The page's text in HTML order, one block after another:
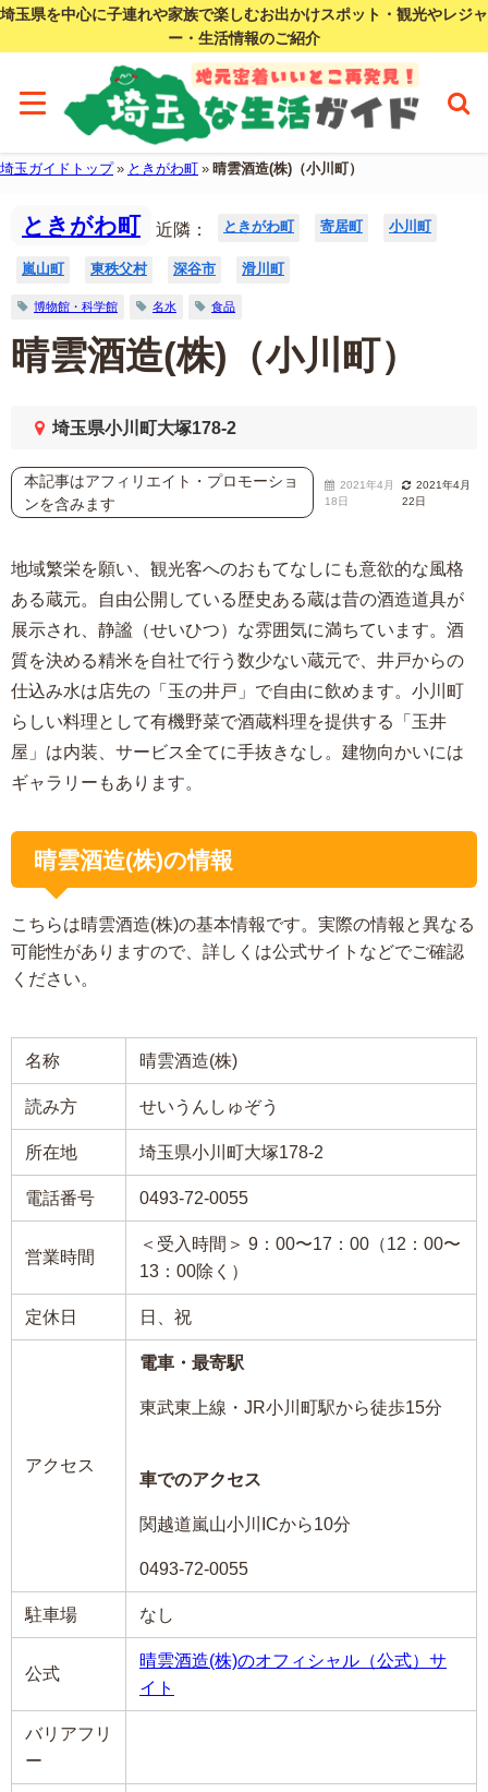
埼玉県を中心に子連れや家族で楽しむお出かけスポット・観光やレジャ
ー・生活情報のご紹介
埼玉ガイドトップ» ときがわ町 » 晴雲酒造(株)（小川町）
ときがわ町 近隣： ときがわ町 寄居町 小川町
嵐山町 東秩父村 深谷市 滑川町
博物館・科学館 名水 食品
晴雲酒造(株)（小川町）
埼玉県小川町大塚178-2
本記事はアフィリエイト・プロモーショ
ンを含みます
2021年4月
18日
2021年4月
22日
地域繁栄を願い、観光客へのおもてなしにも意欲的な風格
ある蔵元。自由公開している歴史ある蔵は昔の酒造道具が
展示され、静謐（せいひつ）な雰囲気に満ちています。酒
質を決める精米を自社で行う数少ない蔵元で、井戸からの
仕込み水は店先の「玉の井戸」で自由に飲めます。小川町
らしい料理として有機野菜で酒蔵料理を提供する「玉井
屋」は内装、サービス全てに手抜きなし。建物向かいには
ギャラリーもあります。
晴雲酒造(株)の情報
こちらは晴雲酒造(株)の基本情報です。実際の情報と異なる
可能性がありますので、詳しくは公式サイトなどでご確認
ください。
名称 晴雲酒造(株)
読み方 せいうんしゅぞう
所在地 埼玉県小川町大塚178-2
電話番号 0493-72-0055
営業時間
＜受入時間＞ 9：00〜17：00（12：00〜
13：00除く）
定休日 日、祝
アクセス
電車・最寄駅
東武東上線・JR小川町駅から徒歩15分
車でのアクセス
関越道嵐山小川ICから10分
0493-72-0055
駐車場 なし
公式
晴雲酒造(株)のオフィシャル（公式）サ
イト
バリアフリ
ー